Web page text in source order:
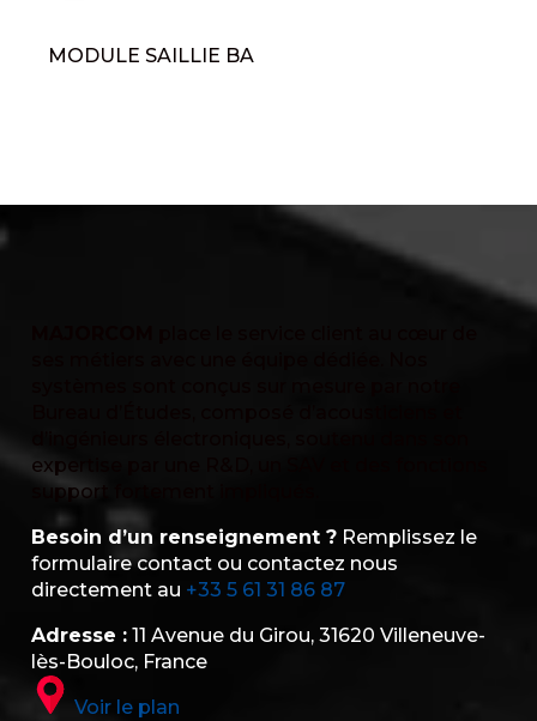
MODULE SAILLIE BA
expertise par une R&D, un SAV et des fonctions
support fortement impliqués.
Besoin d’un renseignement ? Remplissez le
formulaire contact ou contactez nous
directement au +33 5 61 31 86 87
Adresse : 11 Avenue du Girou, 31620 Villeneuve-
lès-Bouloc, France
Voir le plan